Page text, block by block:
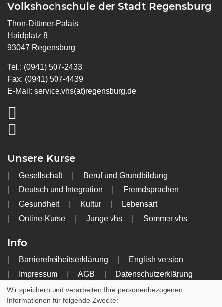
Volkshochschule der Stadt Regensburg
Thon-Dittmer-Palais
Haidplatz 8
93047 Regensburg
Tel.: (0941) 507-2433
Fax: (0941) 507-4439
E-Mail: service.vhs(at)regensburg.de
Unsere Kurse
Gesellschaft
Beruf und Grundbildung
Deutsch und Integration
Fremdsprachen
Gesundheit
Kultur
Lebensart
Online-Kurse
Junge vhs Sommer vhs
Info
Barrierefreiheitserklärung
English version
Impressum
AGB
Datenschutzerklärung
Widerrufsbelehrung
Wir speichern und verarbeiten Ihre personenbezogenen
Informationen für folgende Zwecke: